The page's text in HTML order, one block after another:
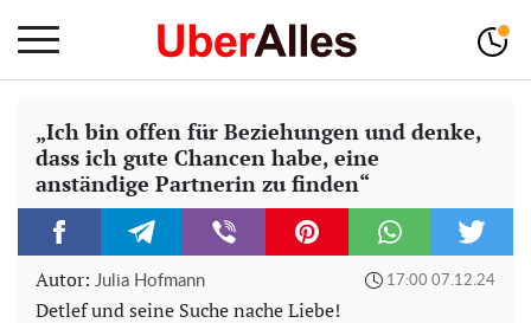
„Ich bin offen für Beziehungen und denke,
dass ich gute Chancen habe, eine
anständige Partnerin zu finden“
Autor: Julia Hofmann 17:00 07.12.24
Detlef und seine Suche nache Liebe!